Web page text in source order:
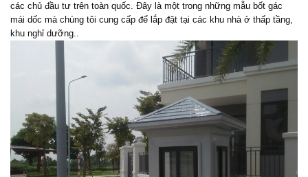
các chủ đầu tư trên toàn quốc. Đây là một trong những mẫu bốt gác
mái dốc mà chúng tôi cung cấp để lắp đặt tại các khu nhà ở thấp tầng,
khu nghỉ dưỡng..